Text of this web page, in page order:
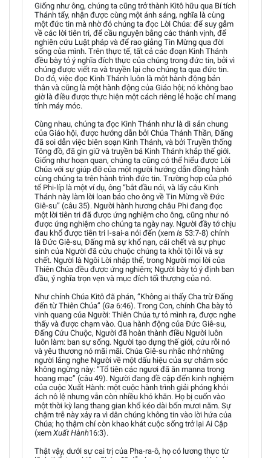
Giống như ông, chúng ta cũng trở thành Kitô hữu qua Bí tích
Thánh tẩy, nhận được cùng một ánh sáng, nghĩa là cùng
một đức tin mà nhờ đó chúng ta đọc Lời Chúa: để suy gẫm
về các lời tiên tri, để cầu nguyện bằng các thánh vịnh, để
nghiên cứu Luật pháp và để rao giảng Tin Mừng qua đời
sống của mình. Trên thực tế, tất cả các đoạn Kinh Thánh
đều bày tỏ ý nghĩa đích thực của chúng trong đức tin, bởi vì
chúng được viết ra và truyền lại cho chúng ta qua đức tin.
Do đó, việc đọc Kinh Thánh luôn là một hành động bản
thân và cũng là một hành động của Giáo hội; nó không bao
giờ là điều được thực hiện một cách riêng lẻ hoặc chỉ mang
tính máy móc.
Cùng nhau, chúng ta đọc Kinh Thánh như là di sản chung
của Giáo hội, được hướng dẫn bởi Chúa Thánh Thần, Đấng
đã soi dẫn việc biên soạn Kinh Thánh, và bởi Truyền thống
Tông đồ, đã gìn giữ và truyền bá Kinh Thánh khắp thế giới.
Giống như hoạn quan, chúng ta cũng có thể hiểu được Lời
Chúa với sự giúp đỡ của một người hướng dẫn đồng hành
cùng chúng ta trên hành trình đức tin. Trường hợp của phó
tế Phi-líp là một ví dụ, ông “bắt đầu nói, và lấy câu Kinh
Thánh này làm lời loan báo cho ông về Tin Mừng về Đức
Giê-su” (câu 35). Người hành hương châu Phi đang đọc
một lời tiên tri đã được ứng nghiệm cho ông, cũng như nó
được ứng nghiệm cho chúng ta ngày nay. Người đầy tớ chịu
đau khổ được tiên tri I-sai-a nói đến (xem Is 53:7-8) chính
là Đức Giê-su, Đấng mà sự khổ nạn, cái chết và sự phục
sinh của Người đã cứu chuộc chúng ta khỏi tội lỗi và sự
chết. Người là Ngôi Lời nhập thể, trong Người mọi lời của
Thiên Chúa đều được ứng nghiệm; Người bày tỏ ý định ban
đầu, ý nghĩa trọn vẹn và mục đích tối thượng của nó.
Như chính Chúa Kitô đã phán, “Không ai thấy Cha trừ Đấng
đến từ Thiên Chúa” (Ga 6:46). Trong Con, chính Cha bày tỏ
vinh quang của Người: Thiên Chúa tự tỏ mình ra, được nghe
thấy và được chạm vào. Qua hành động của Đức Giê-su,
Đấng Cứu Chuộc, Người đã hoàn thành điều Người luôn
luôn làm: ban sự sống. Người tạo dựng thế giới, cứu rỗi nó
và yêu thương nó mãi mãi. Chúa Giê-su nhắc nhở những
người lắng nghe Người về một dấu hiệu của sự chăm sóc
không ngừng này: “Tổ tiên các ngươi đã ăn manna trong
hoang mạc” (câu 49). Người đang đề cập đến kinh nghiệm
của cuộc Xuất Hành: một cuộc hành trình giải phóng khỏi
ách nô lệ nhưng vẫn còn nhiều khó khăn. Họ bị cuốn vào
một thời kỳ lang thang gian khổ kéo dài bốn mươi năm. Sự
chậm trễ này xảy ra vì dân chúng không tin vào lời hứa của
Chúa; họ thậm chí còn khao khát cuộc sống trở lại Ai Cập
(xem Xuất Hành16:3).
Thật vậy, dưới sự cai trị của Pha-ra-ô, họ có lương thực từ